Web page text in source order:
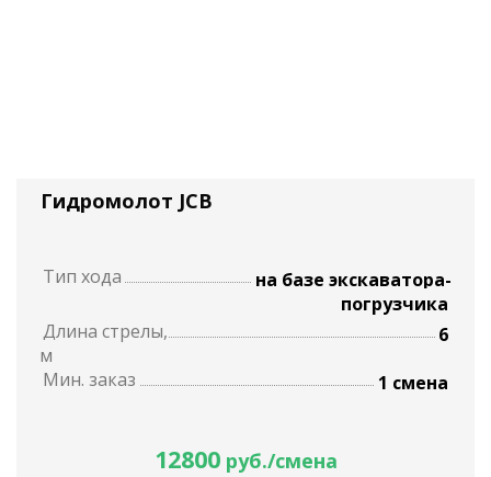
Гидромолот JCB
Тип хода
на базе экскаватора-
погрузчика
Длина стрелы,
м
6
Мин. заказ
1 смена
12800руб./смена